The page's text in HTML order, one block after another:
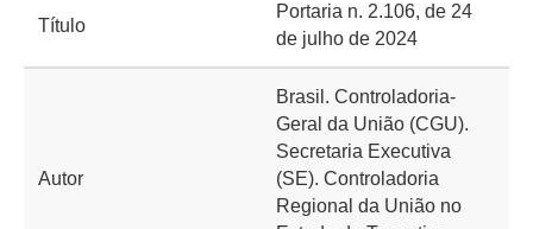
Título
Portaria n. 2.106, de 24
de julho de 2024
Autor
Brasil. Controladoria-
Geral da União (CGU).
Secretaria Executiva
(SE). Controladoria
Regional da União no